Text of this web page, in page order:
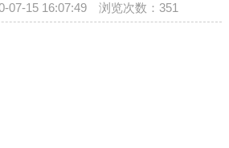
07-15 16:07:49 浏览次数：351